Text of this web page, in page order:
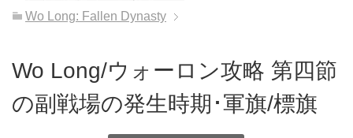
Wo Long: Fallen Dynasty
Wo Long/ウォーロン攻略 第四節
の副戦場の発生時期･軍旗/標旗